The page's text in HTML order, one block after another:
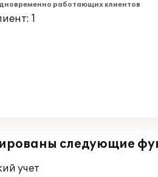
работающих клиентов
1
следующие
учет